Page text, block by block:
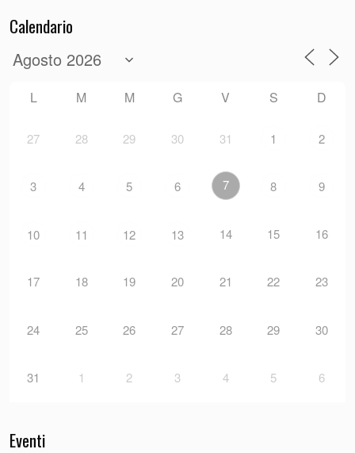
Calendario
L M M G V S D
27 28 29 30 31 1 2
3 4 5 6 7 8 9
10 11 12 13 14 15 16
17 18 19 20 21 22 23
24 25 26 27 28 29 30
31 1 2 3 4 5 6
Eventi